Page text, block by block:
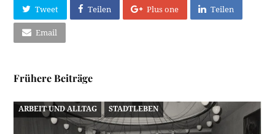
Tweet Teilen Plus one Teilen
Email
Frühere Beiträge
ARBEIT UND ALLTAG STADTLEBEN